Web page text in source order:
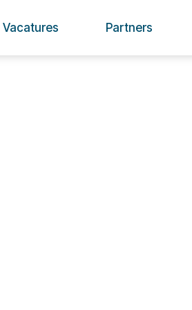
Vacatures Partners